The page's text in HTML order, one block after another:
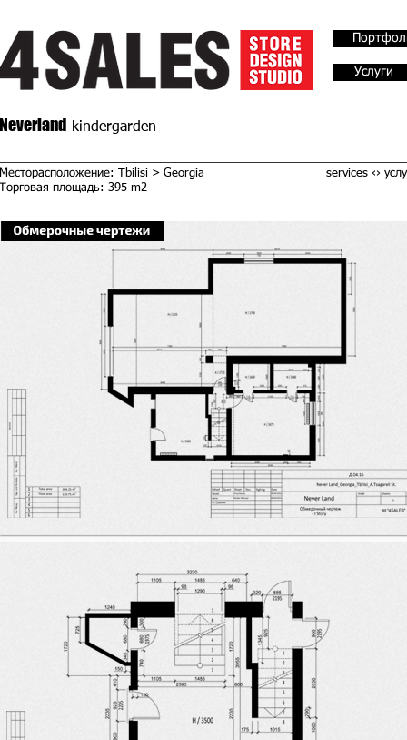
Услуги
Neverland kindergarden
Месторасположение: Tbilisi > Georgia
Торговая площадь: 395 m2
services ‹›